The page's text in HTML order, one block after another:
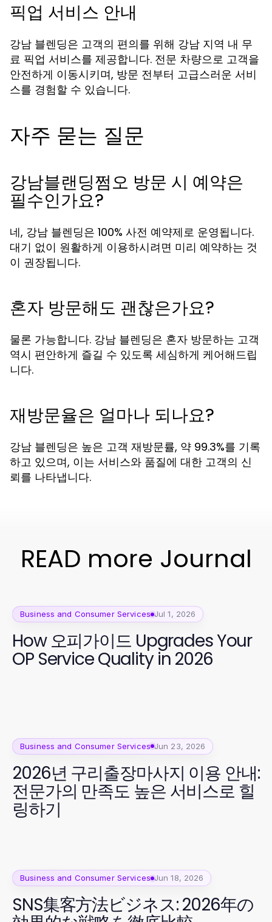
픽업 서비스 안내
강남 블렌딩은 고객의 편의를 위해 강남 지역 내 무
료 픽업 서비스를 제공합니다. 전문 차량으로 고객을
안전하게 이동시키며, 방문 전부터 고급스러운 서비
스를 경험할 수 있습니다.
자주 묻는 질문
강남블랜딩쩜오 방문 시 예약은
필수인가요?
네, 강남 블렌딩은 100% 사전 예약제로 운영됩니다.
대기 없이 원활하게 이용하시려면 미리 예약하는 것
이 권장됩니다.
혼자 방문해도 괜찮은가요?
물론 가능합니다. 강남 블렌딩은 혼자 방문하는 고객
역시 편안하게 즐길 수 있도록 세심하게 케어해드립
니다.
재방문율은 얼마나 되나요?
강남 블렌딩은 높은 고객 재방문률, 약 99.3%를 기록
하고 있으며, 이는 서비스와 품질에 대한 고객의 신
뢰를 나타냅니다.
READ more Journal
Business and Consumer Services Jul 1, 2026
How 오피가이드 Upgrades Your
OP Service Quality in 2026
Business and Consumer Services Jun 23, 2026
2026년 구리출장마사지 이용 안내:
전문가의 만족도 높은 서비스로 힐
링하기
Business and Consumer Services Jun 18, 2026
SNS集客方法ビジネス: 2026年の